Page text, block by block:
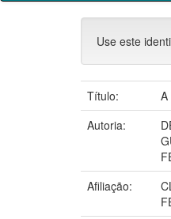
Use este
Título:
A
Autoria:
Afiliação: